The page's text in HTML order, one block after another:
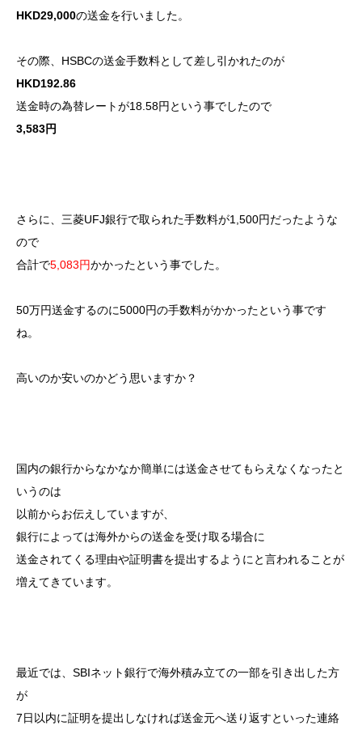
HKD29,000の送金を行いました。
その際、HSBCの送金手数料として差し引かれたのが
HKD192.86
送金時の為替レートが18.58円という事でしたので
3,583円
さらに、三菱UFJ銀行で取られた手数料が1,500円だったような
ので
合計で5,083円かかったという事でした。
50万円送金するのに5000円の手数料がかかったという事です
ね。
高いのか安いのかどう思いますか？
国内の銀行からなかなか簡単には送金させてもらえなくなったと
いうのは
以前からお伝えしていますが、
銀行によっては海外からの送金を受け取る場合に
送金されてくる理由や証明書を提出するようにと言われることが
増えてきています。
最近では、SBIネット銀行で海外積み立ての一部を引き出した方
が
7日以内に証明を提出しなければ送金元へ送り返すといった連絡